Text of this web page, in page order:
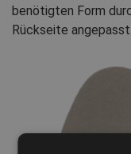
benötigten Form
Rückseite angepasst